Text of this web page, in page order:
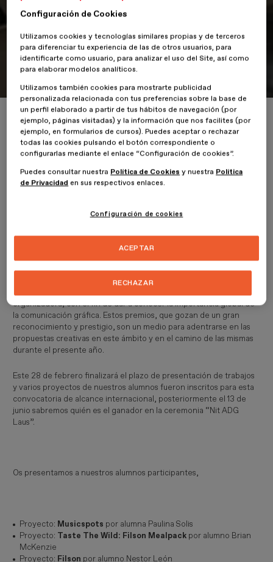
participan en Los premios ADG
Laus 2019
Mejores proyectos en más de 50 apartados de cinco categorías
del diseño
Inicio ESDESIGNERS Alumn@s de ESDESIGN participan en Los
20 Febrero 2019
los Premios ADG Laus de Diseño Gráfico y
Los premios LAUS se centran en el objetivo de su institución
organizadora, con el fin de dar a conocer la importancia global de
la comunicación gráfica. Estos premios, que gozan de un gran
reconocimiento y prestigio, son un medio para adentrarse en las
propuestas creativas en este ámbito y en el camino de las mismas
durante el presente año.
Este 28 de febrero finalizará el plazo de presentación de trabajos
y varios proyectos de nuestros alumnos fueron inscritos para esta
convocatoria de alcance internacional, posteriormente el 13 de
junio sabremos quién es el ganador en la ceremonia “Nit ADG
Laus”.
Os presentamos a nuestros alumnos participantes,
Proyecto: Musicspots por alumna Paulina Solis
Proyecto: Taste The Wild: Filson Mealpackpor alumno Brian
McKenzie
Proyecto: Filson por alumno Nestor León
Configuración de Cookies
Utilizamos cookies y tecnologías similares propias y de terceros
para diferenciar tu experiencia de las de otros usuarios, para
identificarte como usuario, para analizar el uso del Site, así como
para elaborar modelos analíticos.
Utilizamos también cookies para mostrarte publicidad
personalizada relacionada con tus preferencias sobre la base de
un perfil elaborado a partir de tus hábitos de navegación (por
ejemplo, páginas visitadas) y la información que nos facilites (por
ejemplo, en formularios de cursos). Puedes aceptar o rechazar
todas las cookies pulsando el botón correspondiente o
configurarlas mediante el enlace “Configuración de cookies”.
Puedes consultar nuestra Política de Cookies y nuestra Política
de Privacidad en sus respectivos enlaces.
Configuración de cookies
RECHAZAR
ACEPTAR